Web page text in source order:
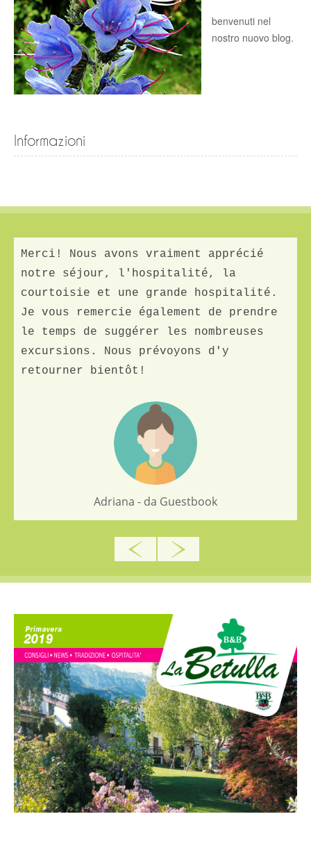
benvenuti nel
nostro nuovo blog.
Informazioni
Merci! Nous avons vraiment apprécié
notre séjour, l'hospitalité, la
courtoisie et une grande hospitalité.
Je vous remercie également de prendre
le temps de suggérer les nombreuses
excursions. Nous prévoyons d'y
retourner bientôt!
Adriana - da Guestbook